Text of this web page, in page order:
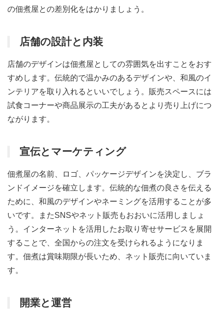
の佃煮屋との差別化をはかりましょう。
店舗の設計と内装
店舗のデザインは佃煮屋としての雰囲気を出すことをおす
すめします。伝統的で温かみのあるデザインや、和風のイ
ンテリアを取り入れるといいでしょう。販売スペースには
試食コーナーや商品展示の工夫があるとより売り上げにつ
ながります。
宣伝とマーケティング
佃煮屋の名前、ロゴ、パッケージデザインを決定し、ブラ
ンドイメージを確立します。伝統的な佃煮の良さを伝える
ために、和風のデザインやネーミングを活用することが多
いです。またSNSやネット販売もおおいに活用しましょ
う。インターネットを活用したお取り寄せサービスを展開
することで、全国からの注文を受けられるようになりま
す。佃煮は賞味期限が長いため、ネット販売に向いていま
す。
開業と運営